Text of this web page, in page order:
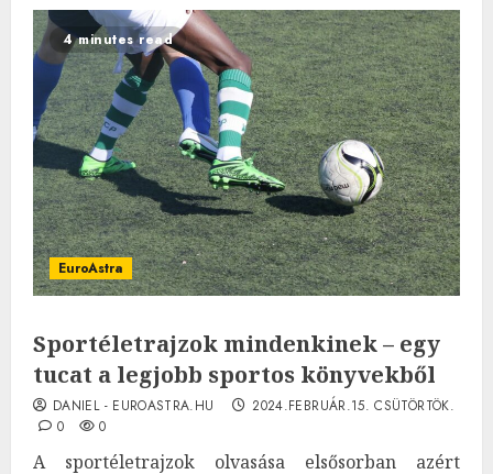
4 minutes read
EuroAstra
Sportéletrajzok mindenkinek – egy
tucat a legjobb sportos könyvekből
DANIEL - EUROASTRA.HU
2024.FEBRUÁR.15. CSÜTÖRTÖK.
0
0
A sportéletrajzok olvasása elsősorban azért